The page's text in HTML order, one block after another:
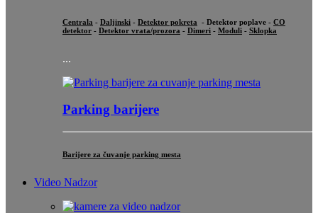
Centrala - Daljinski - Detektor pokreta - Detektor poplave - CO
detektor - Detektor vrata/prozora - Dimeri - Moduli - Sklopka
...
Parking barijere
Barijere za čuvanje parking mesta
Video Nadzor